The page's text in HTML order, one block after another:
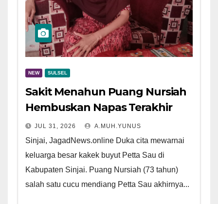
NEW SULSEL
Sakit Menahun Puang Nursiah
Hembuskan Napas Terakhir
JUL 31, 2026 A.MUH.YUNUS
Sinjai, JagadNews.online Duka cita mewarnai
keluarga besar kakek buyut Petta Sau di
Kabupaten Sinjai. Puang Nursiah (73 tahun)
salah satu cucu mendiang Petta Sau akhirnya...